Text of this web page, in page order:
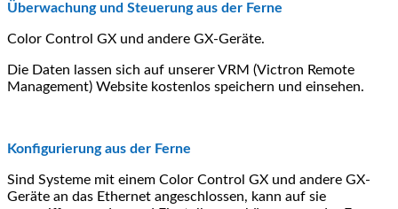
Überwachung und Steuerung aus der Ferne
Color Control GX und andere GX-Geräte.
Die Daten lassen sich auf unserer VRM (Victron Remote
Management) Website kostenlos speichern und einsehen.
Konfigurierung aus der Ferne
Sind Systeme mit einem Color Control GX und andere GX-
Geräte an das Ethernet angeschlossen, kann auf sie